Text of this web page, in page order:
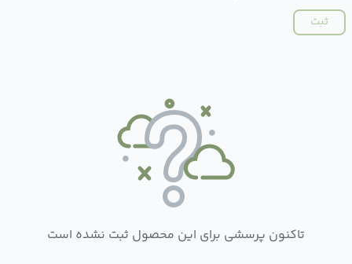
ثبت
تاکنون پرسشی برای این محصول ثبت نشده است